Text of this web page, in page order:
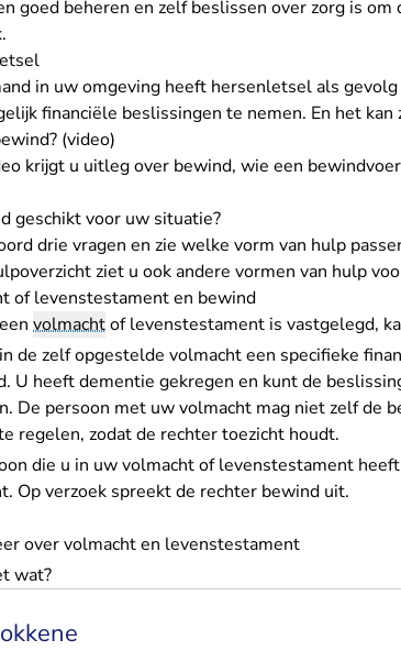
goed beheren en zelf beslissen over zorg is
in uw omgeving heeft hersenletsel als
financiële beslissingen te nemen. En het
(video)
krijgt u uitleg over bewind, wie een
geschikt voor uw situatie?
drie vragen en zie welke vorm van hulp
ziet u ook andere vormen van hulp
of levenstestament en bewind
volmachtof levenstestament is vastgelegd,
de zelf opgestelde volmacht een specifieke
U heeft dementie gekregen en kunt de
De persoon met uw volmacht mag niet zelf de
regelen, zodat de rechter toezicht houdt.
die u in uw volmacht of levenstestament
Op verzoek spreekt de rechter bewind uit.
over volmacht en levenstestament- U verlaat
wat?